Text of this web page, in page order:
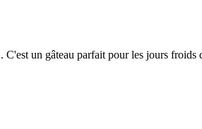
un gâteau parfait pour les jours